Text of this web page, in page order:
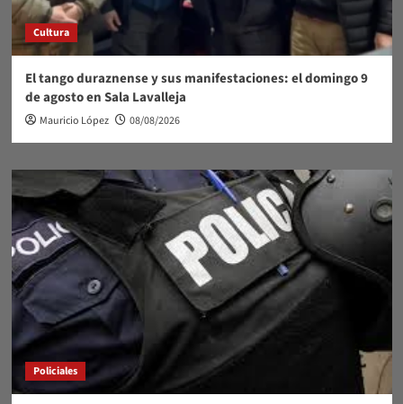
Cultura
El tango duraznense y sus manifestaciones: el domingo 9
de agosto en Sala Lavalleja
Mauricio López 08/08/2026
Policiales